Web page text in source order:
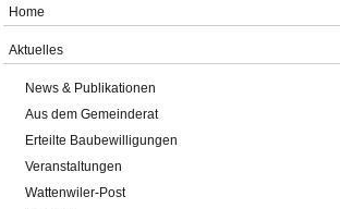
Home
Aktuelles
News & Publikationen
Aus dem Gemeinderat
Erteilte Baubewilligungen
Veranstaltungen
Wattenwiler-Post